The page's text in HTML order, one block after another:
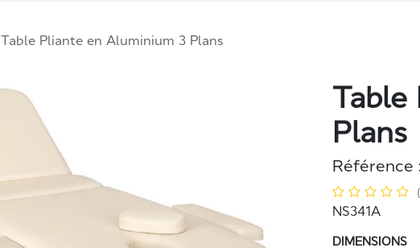
Table Pliante en Aluminium 3 Plans
Table
Plans
Référence :
NS341A
DIMENSIONS